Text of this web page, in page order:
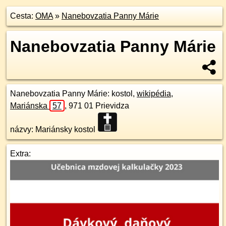
Cesta: OMA» Nanebovzatia Panny Márie
Nanebovzatia Panny Márie
Nanebovzatia Panny Márie: kostol, wikipédia,
Mariánska
57 , 971 01 Prievidza
názvy: Mariánsky kostol
Extra: